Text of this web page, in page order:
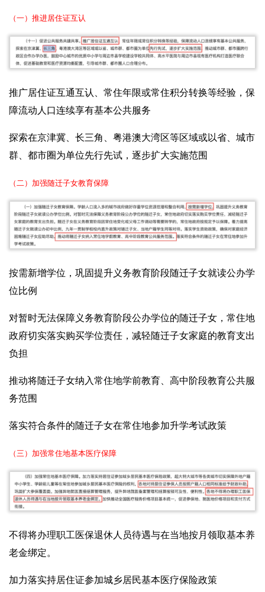
（一）推进居住证互认
推广居住证互通互认、常住年限或常住积分转换等经验，保
障流动人口连续享有基本公共服务
探索在京津冀、长三角、粤港澳大湾区等区域或以省、城市
群、都市圈为单位先行先试，逐步扩大实施范围
（二）加强随迁子女教育保障
按需新增学位，巩固提升义务教育阶段随迁子女就读公办学
位比例
对暂时无法保障义务教育阶段公办学位的随迁子女，常住地
政府切实落实购买学位责任，减轻随迁子女家庭的教育支出
负担
推动将随迁子女纳入常住地学前教育、高中阶段教育公共服
务范围
落实符合条件的随迁子女在常住地参加升学考试政策
（三）加强常住地基本医疗保障
不得将办理职工医保退休人员待遇与在当地按月领取基本养
老金绑定。
加力落实持居住证参加城乡居民基本医疗保险政策